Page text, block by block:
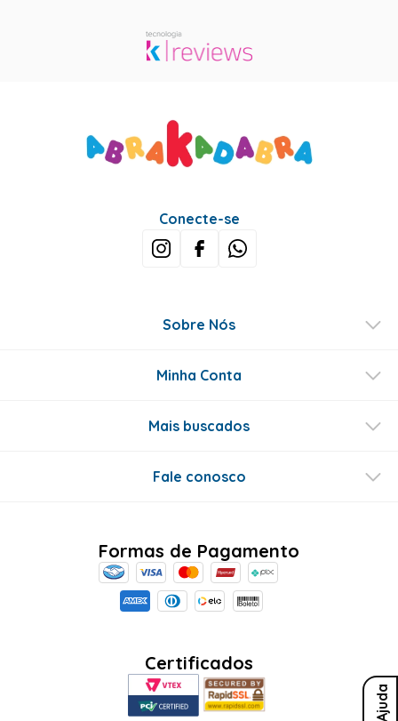
Ajuda
Conecte-se
Sobre Nós
Minha Conta
Mais buscados
Fale conosco
Formas de Pagamento
Certificados